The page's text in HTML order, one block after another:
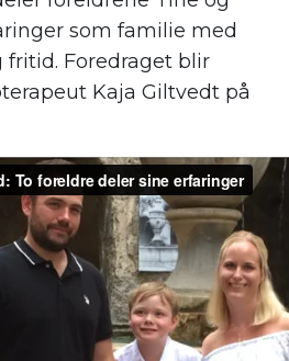
som familie med
fritid. Foredraget blir
Kaja Giltvedt på